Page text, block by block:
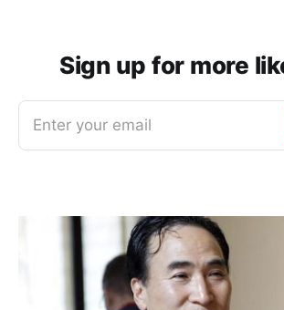
Sign up for more
Enter your email